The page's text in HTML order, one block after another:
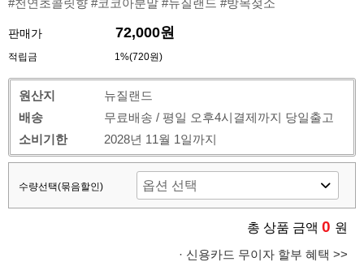
#천연초콜릿향 #코코아분말 #뉴질랜드 #방목젖소
판매가 72,000원
적립금 1%(720원)
원산지
뉴질랜드
배송
무료배송 / 평일 오후4시결제까지 당일출고
소비기한
2028년 11월 1일까지
수량선택(묶음할인)
총 상품 금액 0 원
· 신용카드 무이자 할부 혜택 >>